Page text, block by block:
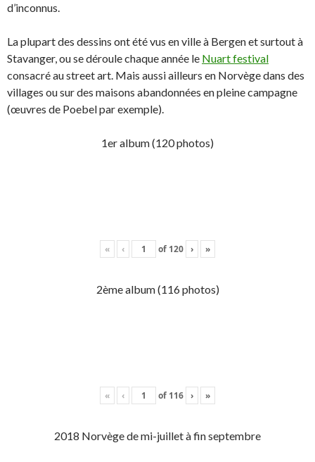
d’inconnus.
La plupart des dessins ont été vus en ville à Bergen et surtout à
Stavanger, ou se déroule chaque année le Nuart festival
consacré au street art. Mais aussi ailleurs en Norvège dans des
villages ou sur des maisons abandonnées en pleine campagne
(œuvres de Poebel par exemple).
1er album (120 photos)
« ‹ of 120 › »
2ème album (116 photos)
« ‹ of 116 › »
2018 Norvège de mi-juillet à fin septembre